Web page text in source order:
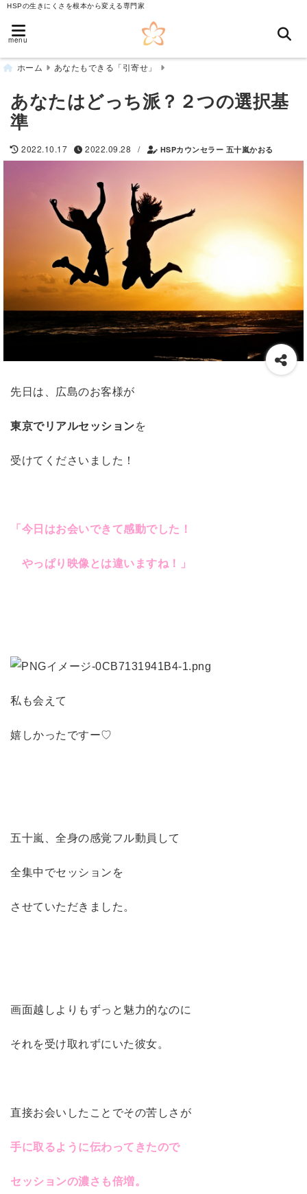
HSPの生きにくさを根本から変える専門家
menu
ホーム あなたもできる「引寄せ」
あなたはどっち派？２つの選択基
準
2022.10.17 2022.09.28 / HSPカウンセラー 五十嵐かおる
先日は、広島のお客様が
東京でリアルセッションを
受けてくださいました！
「今日はお会いできて感動でした！
やっぱり映像とは違いますね！」
私も会えて
嬉しかったですー♡
五十嵐、全身の感覚フル動員して
全集中でセッションを
させていただきました。
画面越しよりもずっと魅力的なのに
それを受け取れずにいた彼女。
直接お会いしたことでその苦しさが
手に取るように伝わってきたので
セッションの濃さも倍増。